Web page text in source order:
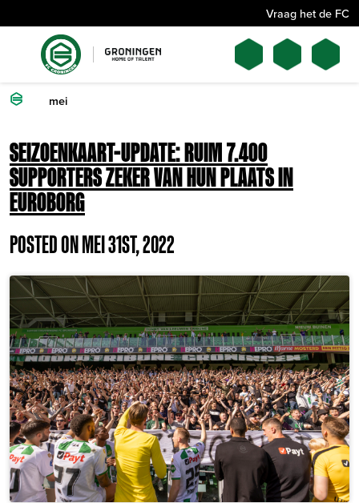
Vraag het de FC
mei
SEIZOENKAART-UPDATE: RUIM 7.400
SUPPORTERS ZEKER VAN HUN PLAATS IN
EUROBORG
POSTED ON MEI 31ST, 2022